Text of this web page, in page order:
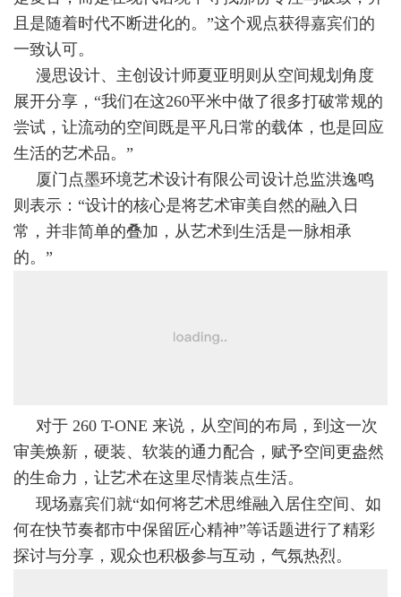
且是随着时代不断进化的。”这个观点获得嘉宾们的
一致认可。
漫思设计、主创设计师夏亚明则从空间规划角度
展开分享，“我们在这260平米中做了很多打破常规的
尝试，让流动的空间既是平凡日常的载体，也是回应
生活的艺术品。”
厦门点墨环境艺术设计有限公司设计总监洪逸鸣
则表示：“设计的核心是将艺术审美自然的融入日
常，并非简单的叠加，从艺术到生活是一脉相承
的。”
对于 260 T-ONE 来说，从空间的布局，到这一次
审美焕新，硬装、软装的通力配合，赋予空间更盎然
的生命力，让艺术在这里尽情装点生活。
现场嘉宾们就“如何将艺术思维融入居住空间、如
何在快节奏都市中保留匠心精神”等话题进行了精彩
探讨与分享，观众也积极参与互动，气氛热烈。